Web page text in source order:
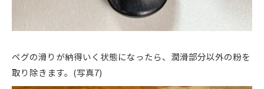
ペグの滑りが納得いく状態になったら、潤滑部分以外の粉を
取り除きます。(写真7)